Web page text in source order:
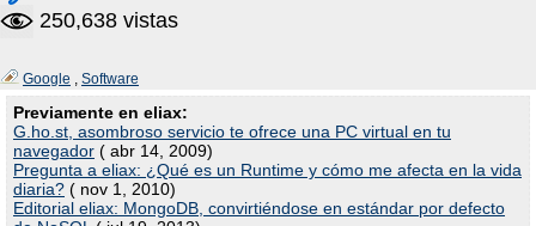
250,638 vistas
Google , Software
Previamente en eliax:
G.ho.st, asombroso servicio te ofrece una PC virtual en tu
navegador ( abr 14, 2009)
Pregunta a eliax: ¿Qué es un Runtime y cómo me afecta en la vida
diaria? ( nov 1, 2010)
Editorial eliax: MongoDB, convirtiéndose en estándar por defecto